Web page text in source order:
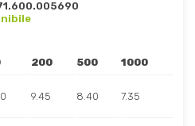
200 500 1000
9.45 8.40 7.35